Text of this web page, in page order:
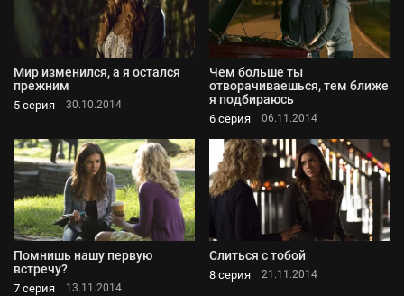
Мир изменился, а я остался
прежним
5 серия 30.10.2014
Чем больше ты
отворачиваешься, тем ближе
я подбираюсь
6 серия 06.11.2014
Помнишь нашу первую
встречу?
7 серия 13.11.2014
Слиться с тобой
8 серия 21.11.2014